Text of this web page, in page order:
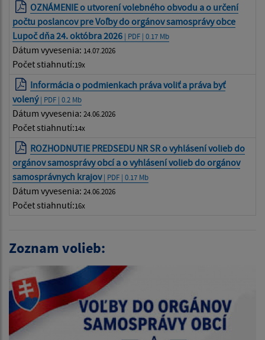
OZNÁMENIE o utvorení volebného obvodu a o určení
počtu poslancov pre Voľby do orgánov samosprávy obce
Lupoč dňa 24. októbra 2026 | PDF | 0.17 Mb
Dátum vyvesenia: 14.07.2026
Počet stiahnutí:19x
Informácia o podmienkach práva voliť a práva byť
volený| PDF | 0.2 Mb
Dátum vyvesenia: 24.06.2026
Počet stiahnutí:14x
ROZHODNUTIE PREDSEDU NR SR o vyhlásení volieb do
orgánov samosprávy obcí a o vyhlásení volieb do orgánov
samosprávnych krajov| PDF | 0.17 Mb
Dátum vyvesenia: 24.06.2026
Počet stiahnutí:16x
Zoznam volieb: